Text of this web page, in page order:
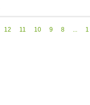
12 11 10 9 8 ... 1